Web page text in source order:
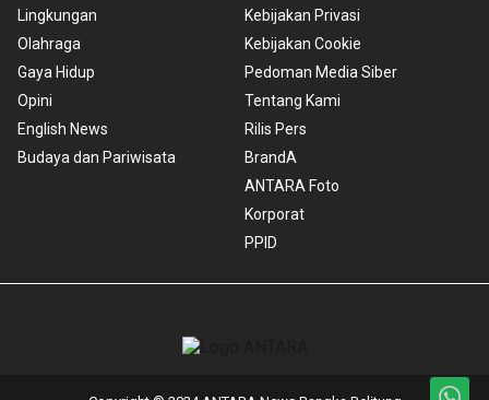
Lingkungan
Olahraga
Gaya Hidup
Opini
English News
Budaya dan Pariwisata
Kebijakan Privasi
Kebijakan Cookie
Pedoman Media Siber
Tentang Kami
Rilis Pers
BrandA
ANTARA Foto
Korporat
PPID